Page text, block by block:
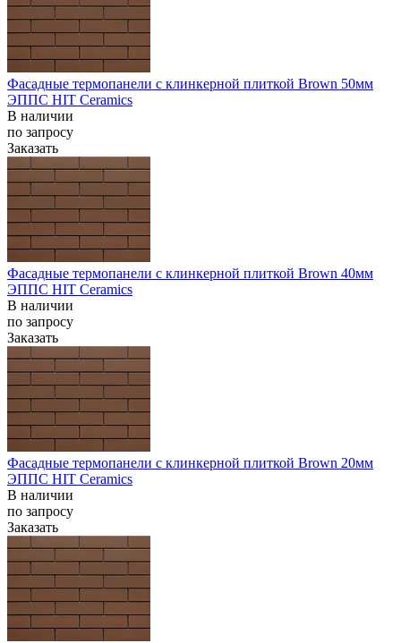
Фасадные термопанели с клинкерной плиткой Brown 50мм
ЭППС HIT Ceramics
В наличии
по запросу
Заказать
Фасадные термопанели с клинкерной плиткой Brown 40мм
ЭППС HIT Ceramics
В наличии
по запросу
Заказать
Фасадные термопанели с клинкерной плиткой Brown 20мм
ЭППС HIT Ceramics
В наличии
по запросу
Заказать